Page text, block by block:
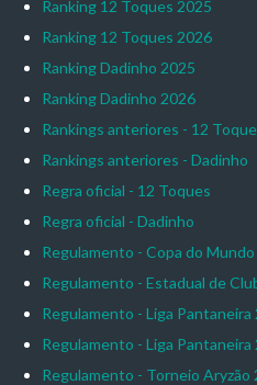
Ranking 12 Toques 2025
Ranking 12 Toques 2026
Ranking Dadinho 2025
Ranking Dadinho 2026
Rankings anteriores - 12
Rankings anteriores - Dadinho
Regra oficial - 12 Toques
Regra oficial - Dadinho
Regulamento - Copa do
Regulamento - Estadual de
Regulamento - Liga Pantaneira
Regulamento - Liga Pantaneira
Regulamento - Torneio Aryzão